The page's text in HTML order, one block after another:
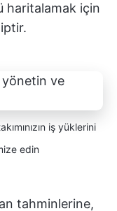
haritalamak için
iş yüklerini
edin
tahminlerine,